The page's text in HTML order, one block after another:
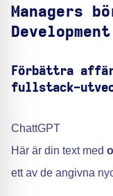
Managers
Development
Förbättra
fullstack-
ChattGPT
Här är din text med
ett av de angivna